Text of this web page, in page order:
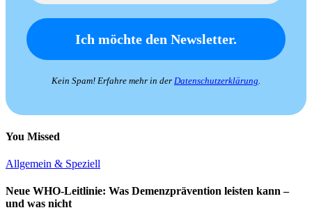
Kein Spam! Erfahre mehr in der Datenschutzerklärung.
You Missed
Allgemein & Speziell
Neue WHO-Leitlinie: Was Demenzprävention leisten kann –
und was nicht